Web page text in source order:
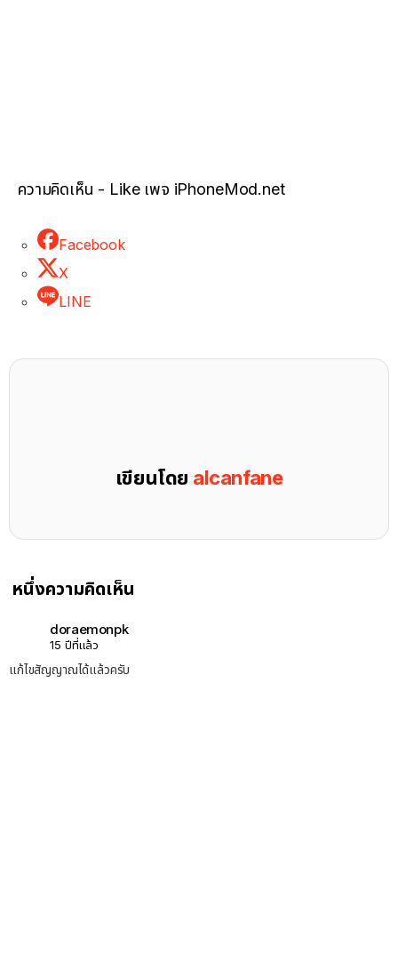
ความคิดเห็น - Like เพจ iPhoneMod.net
Facebook
X
LINE
เขียนโดย alcanfane
หนึ่งความคิดเห็น
doraemonpk
15 ปีที่แล้ว
แก้ไขสัญญาณได้แล้วครับ